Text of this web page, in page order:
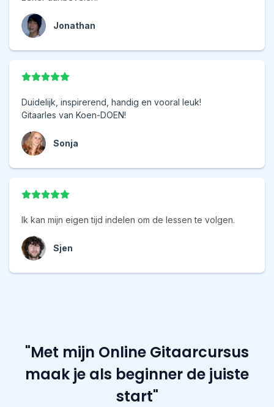
Jonathan
Duidelijk, inspirerend, handig en vooral leuk!
Gitaarles van Koen-DOEN!
Sonja
Ik kan mijn eigen tijd indelen om de lessen te volgen.
Sjen
"Met mijn Online Gitaarcursus
maak je als beginner de juiste
start"